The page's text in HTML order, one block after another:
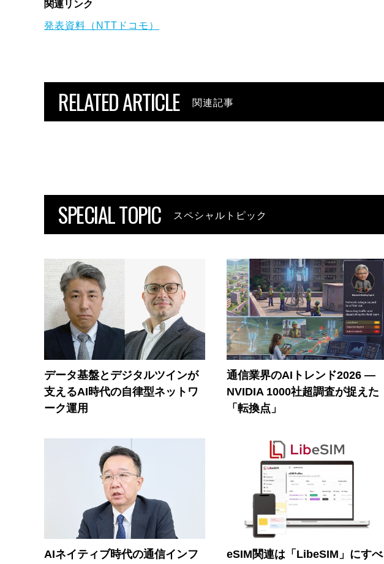
関連リンク
発表資料（NTTドコモ）
RELATED ARTICLE 関連記事
SPECIAL TOPIC スペシャルトピック
データ基盤とデジタルツインが
支えるAI時代の自律型ネットワ
ーク運用
通信業界のAIトレンド2026 ―
NVIDIA 1000社超調査が捉えた
「転換点」
AIネイティブ時代の通信インフ
eSIM関連は「LibeSIM」にすべ